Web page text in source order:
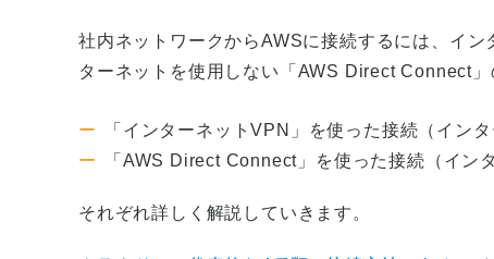
社内ネットワークからAWSに接続するには、イ
ターネットを使用しない「AWS Direct Connect」
「インターネットVPN」を使った接続（インタ
「AWS Direct Connect」を使った接続（イン
それぞれ詳しく解説していきます。